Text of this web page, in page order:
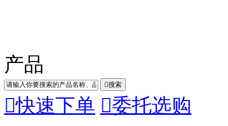
产品
搜索
快速下单 委托选购